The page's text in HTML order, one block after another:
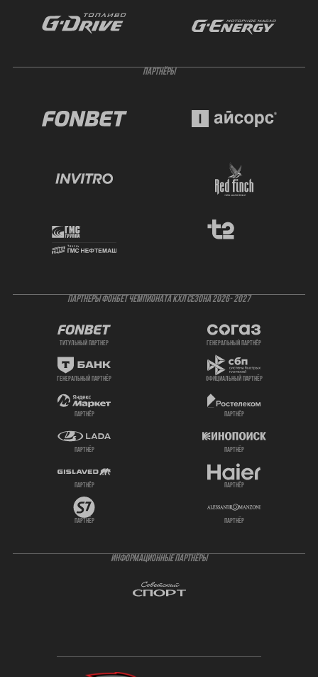
ПАРТНЁРЫ
ПАРТНЕРЫ ФОНБЕТ ЧЕМПИОНАТА КХЛ СЕЗОНА 2026- 2027
титульный партнер генеральный партнёр
генеральный партнёр официальный партнёр
партнёр партнёр
партнёр партнёр
партнёр партнёр
партнёр партнёр
ИНФОРМАЦИОННЫЕ ПАРТНЁРЫ